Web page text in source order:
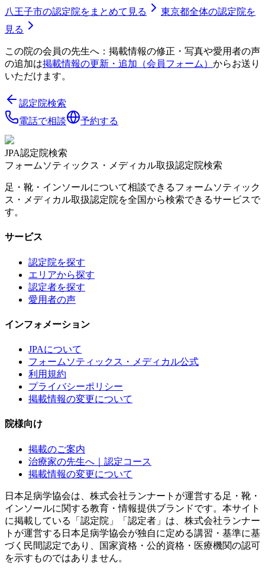
八王子市の認定院をまとめて見る 東京都全体の認定院を
見る
この院の会員の先生へ：掲載情報の修正・写真や愛用者の声
の追加は掲載情報の更新・追加（会員フォーム） からお送り
いただけます。
認定院検索
電話で相談
予約する
JPA認定院検索
フォームソティックス・メディカル取扱認定院検索
足・靴・インソールについて相談できるフォームソティック
ス・メディカル取扱認定院を全国から検索できるサービスで
す。
サービス
認定院を探す
エリアから探す
認定者を探す
愛用者の声
インフォメーション
JPAについて
フォームソティックス・メディカル公式
利用規約
プライバシーポリシー
掲載情報の変更について
院様向け
掲載のご案内
治療家の先生へ｜認定コース
掲載情報の変更について
日本足病学協会は、株式会社ランナートが運営する足・靴・
インソールに関する教育・情報提供ブランドです。本サイト
に掲載している「認定院」「認定者」は、株式会社ランナー
トが運営する日本足病学協会が独自に定める講習・基準に基
づく民間認定であり、国家資格・公的資格・医療機関の認可
を示すものではありません。